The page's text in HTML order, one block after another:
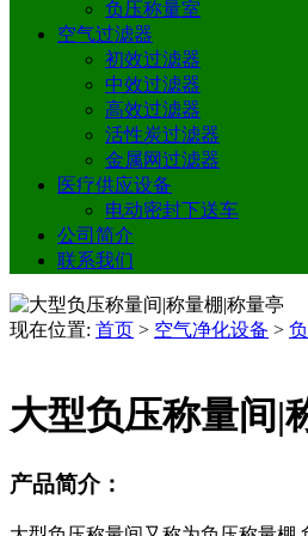
负压称量室
空气过滤器
初效过滤器
中效过滤器
高效过滤器
活性炭过滤器
金属网过滤器
医疗供应设备
电动密封下送车
公司简介
联系我们
现在位置: 首页 > 空气净化设备 >
大型负压称量间|
产品简介：